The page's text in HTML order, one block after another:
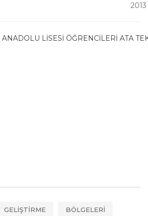
2013
GELİŞTİRME BÖLGELERİ